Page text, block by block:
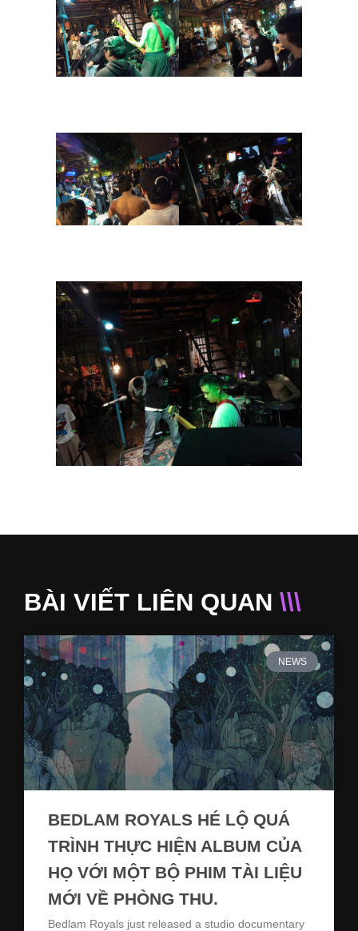
BÀI VIẾT LIÊN QUAN \\\
NEWS
BEDLAM ROYALS HÉ LỘ QUÁ
TRÌNH THỰC HIỆN ALBUM CỦA
HỌ VỚI MỘT BỘ PHIM TÀI LIỆU
MỚI VỀ PHÒNG THU.
Bedlam Royals just released a studio documentary